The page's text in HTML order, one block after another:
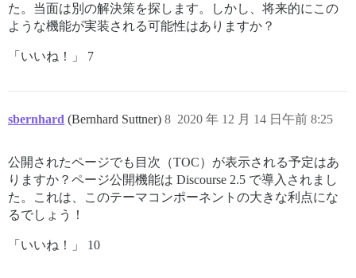
た。当面は別の解決策を探します。しかし、将来的にこの
ような機能が実装される可能性はありますか？
「いいね！」 7
sbernhard (Bernhard Suttner) 2020 年 12 月 14 日午前 8:25
8
公開されたページでも目次（TOC）が表示される予定はあ
りますか？ページ公開機能は Discourse 2.5 で導入されまし
た。これは、このテーマコンポーネントの大きな利点にな
るでしょう！
「いいね！」 10